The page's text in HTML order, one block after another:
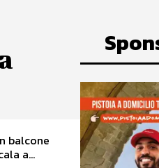
balcone
tortuosa scala a...